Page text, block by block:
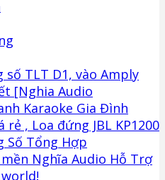
số TLT D1, vào Amply
[Nghia Audio
Karaoke Gia Đình
rẻ , Loa đứng JBL KP1200
Số Tổng Hợp
mền Nghĩa Audio Hỗ Trợ